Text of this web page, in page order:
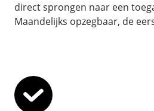
direct sprongen naar een
Maandelijks opzegbaar, de